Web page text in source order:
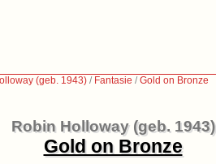
(geb. 1943) / Fantasie /Gold on Bronze
Robin Holloway (geb. 1943)
Gold on Bronze